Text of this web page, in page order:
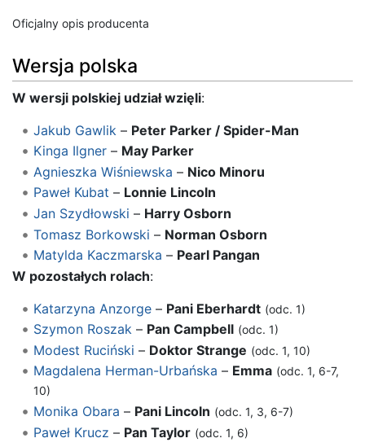
Oficjalny opis producenta
Wersja polska
W wersji polskiej udział wzięli:
Jakub Gawlik – Peter Parker / Spider-Man
Kinga Ilgner– May Parker
Agnieszka Wiśniewska – Nico Minoru
Paweł Kubat – Lonnie Lincoln
Jan Szydłowski – Harry Osborn
Tomasz Borkowski – Norman Osborn
Matylda Kaczmarska – Pearl Pangan
W pozostałych rolach:
Katarzyna Anzorge– Pani Eberhardt (odc. 1)
Szymon Roszak– Pan Campbell (odc. 1)
Modest Ruciński – Doktor Strange (odc. 1, 10)
Magdalena Herman-Urbańska – Emma (odc. 1, 6-7,
10)
Monika Obara – Pani Lincoln (odc. 1, 3, 6-7)
Paweł Krucz – Pan Taylor (odc. 1, 6)